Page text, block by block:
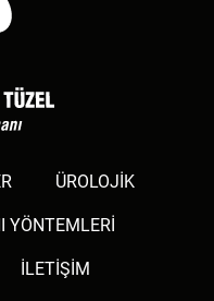
ÜROLOJİK
YÖNTEMLERİ
İLETİŞİM